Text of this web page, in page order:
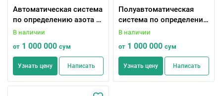
Автоматическая система
по определению азота и
белка по методу
дигест (Келтран)
В наличии
от 1 000 000 сум
Узнать цену Написать
Полуавтоматическая
система по определению
азота и белка по методу
дигест (Келтран)
В наличии
от 1 000 000 сум
Узнать цену Написать